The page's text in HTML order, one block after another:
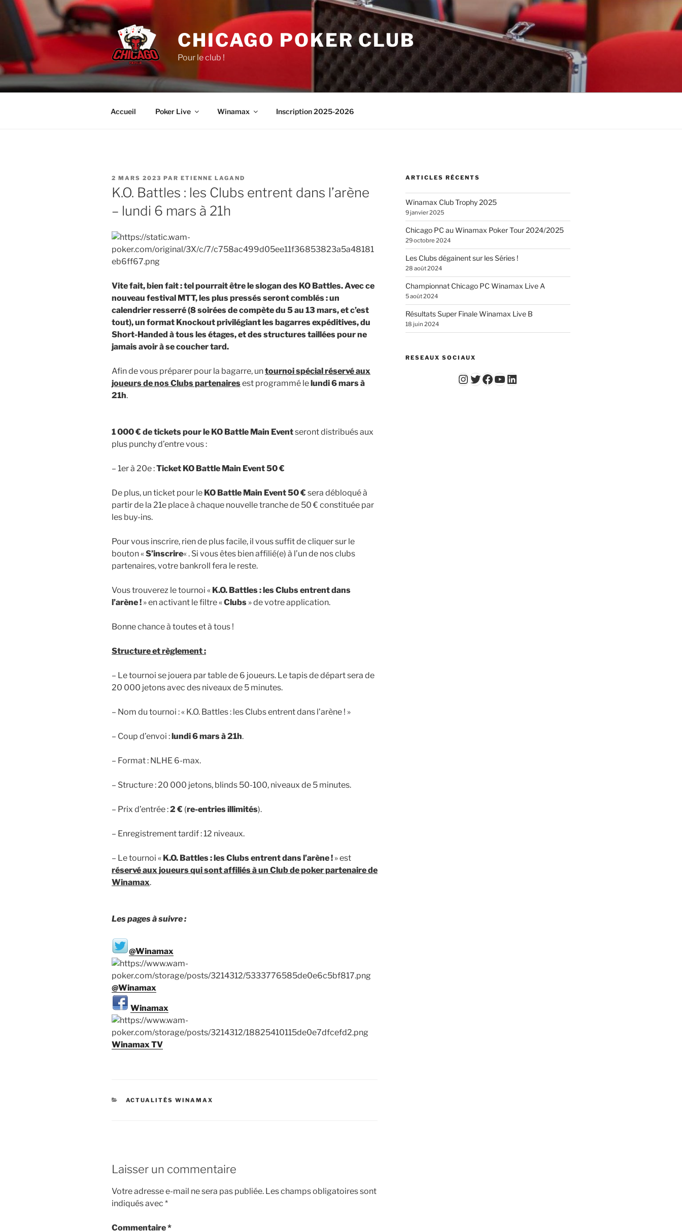
Aller
contenu
principal
CHICAGO POKER CLUB
Pour le club !
Accueil Poker Live Winamax Inscription 2025-2026
PUBLIÉ
LE
2 MARS 2023 PAR ETIENNE LAGAND
K.O. Battles : les Clubs entrent dans l’arène
– lundi 6 mars à 21h
Vite fait, bien fait : tel pourrait être le slogan des KO Battles. Avec ce
nouveau festival MTT, les plus pressés seront comblés : un
calendrier resserré (8 soirées de compète du 5 au 13 mars, et c’est
tout), un format Knockout privilégiant les bagarres expéditives, du
Short-Handed à tous les étages, et des structures taillées pour ne
jamais avoir à se coucher tard.
Afin de vous préparer pour la bagarre, untournoi spécial réservé aux
joueurs de nos Clubs partenairesest programmé le lundi 6 mars à
21h.
1 000 € de tickets pour le KO Battle Main Eventseront distribués aux
plus punchy d’entre vous :
– 1er à 20e :Ticket KO Battle Main Event 50 €
De plus, un ticket pour le KO Battle Main Event 50 € sera débloqué à
partir de la 21e place à chaque nouvelle tranche de 50 € constituée par
les buy-ins.
Pour vous inscrire, rien de plus facile, il vous suffit de cliquer sur le
bouton «S’inscrire« . Si vous êtes bien affilié(e) à l’un de nos clubs
partenaires, votre bankroll fera le reste.
Vous trouverez le tournoi « K.O. Battles : les Clubs entrent dans
l’arène ! » en activant le filtre «Clubs » de votre application.
Bonne chance à toutes et à tous !
Structure et règlement :
– Le tournoi se jouera par table de 6 joueurs. Le tapis de départ sera de
20 000 jetons avec des niveaux de 5 minutes.
– Nom du tournoi : « K.O. Battles : les Clubs entrent dans l’arène ! »
– Coup d’envoi : lundi 6 mars à 21h.
– Format : NLHE 6-max.
– Structure : 20 000 jetons, blinds 50-100, niveaux de 5 minutes.
– Prix d’entrée :2 € (re-entries illimités).
– Enregistrement tardif : 12 niveaux.
– Le tournoi « K.O. Battles : les Clubs entrent dans l’arène ! » est
réservé aux joueurs qui sont affiliés à un Club de poker partenaire de
Winamax.
Les pages à suivre :
@Winamax
@Winamax
Winamax
Winamax TV
CATÉGORIES
ACTUALITÉS WINAMAX
Laisser un commentaire
Votre adresse e-mail ne sera pas publiée. Les champs obligatoires sont
indiqués avec *
Commentaire*
ARTICLES RÉCENTS
Winamax Club Trophy 2025
9 janvier 2025
Chicago PC au Winamax Poker Tour 2024/2025
29 octobre 2024
Les Clubs dégainent sur les Séries !
28 août 2024
Championnat Chicago PC Winamax Live A
5 août 2024
Résultats Super Finale Winamax Live B
18 juin 2024
RESEAUX SOCIAUX
Instagram
Twitter
Facebook
YouTube - Vidéos du Chicago Poker ClubLinkedIn